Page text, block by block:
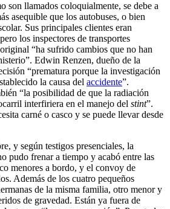
son llamados coloquialmente, se debe a
asequible que los autobuses, o bien
Sus principales clientes eran
los inspectores de transportes
“ha sufrido cambios que no han
Edwin Renzen, dueño de la
“prematura porque la investigación
la causa del accidente”.
“la posibilidad de que la radiación
interfiriera en el manejo del stint”.
carné o casco y se puede llevar desde
y según testigos presenciales, la
pudo frenar a tiempo y acabó entre las
menores a bordo, y el convoy de
Además de los cuatro pequeños
de la misma familia, otro menor y
de gravedad. Están ya fuera de